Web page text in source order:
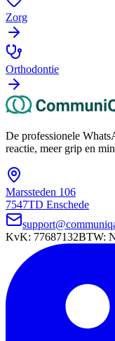
Zorg
Orthodontie
De professionele
reactie, meer grip en
Marssteden 106
7547TD Enschede
KvK: 77687132BTW: